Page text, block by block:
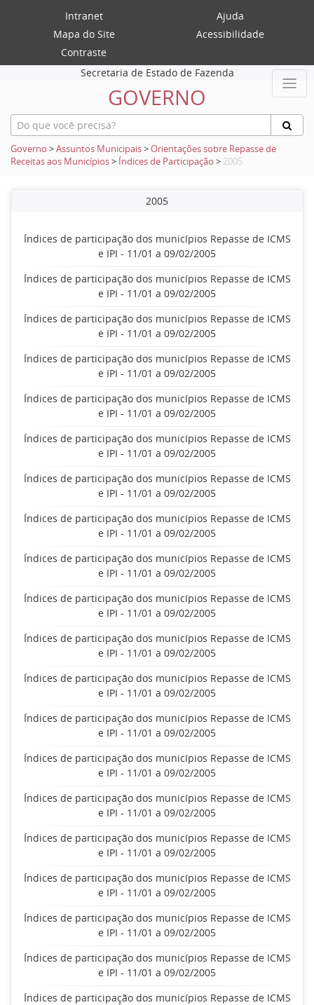
Intranet
Ajuda
Mapa do Site
Acessibilidade
Contraste
Secretaria de Estado de Fazenda
GOVERNO
Governo >Assuntos Municipais>Orientações sobre Repasse de
Receitas aos Municípios> Índices de Participação > 2005
2005
Índices de participação dos municípios Repasse de ICMS
e IPI - 11/01 a 09/02/2005
Índices de participação dos municípios Repasse de ICMS
e IPI - 11/01 a 09/02/2005
Índices de participação dos municípios Repasse de ICMS
e IPI - 11/01 a 09/02/2005
Índices de participação dos municípios Repasse de ICMS
e IPI - 11/01 a 09/02/2005
Índices de participação dos municípios Repasse de ICMS
e IPI - 11/01 a 09/02/2005
Índices de participação dos municípios Repasse de ICMS
e IPI - 11/01 a 09/02/2005
Índices de participação dos municípios Repasse de ICMS
e IPI - 11/01 a 09/02/2005
Índices de participação dos municípios Repasse de ICMS
e IPI - 11/01 a 09/02/2005
Índices de participação dos municípios Repasse de ICMS
e IPI - 11/01 a 09/02/2005
Índices de participação dos municípios Repasse de ICMS
e IPI - 11/01 a 09/02/2005
Índices de participação dos municípios Repasse de ICMS
e IPI - 11/01 a 09/02/2005
Índices de participação dos municípios Repasse de ICMS
e IPI - 11/01 a 09/02/2005
Índices de participação dos municípios Repasse de ICMS
e IPI - 11/01 a 09/02/2005
Índices de participação dos municípios Repasse de ICMS
e IPI - 11/01 a 09/02/2005
Índices de participação dos municípios Repasse de ICMS
e IPI - 11/01 a 09/02/2005
Índices de participação dos municípios Repasse de ICMS
e IPI - 11/01 a 09/02/2005
Índices de participação dos municípios Repasse de ICMS
e IPI - 11/01 a 09/02/2005
Índices de participação dos municípios Repasse de ICMS
e IPI - 11/01 a 09/02/2005
Índices de participação dos municípios Repasse de ICMS
e IPI - 11/01 a 09/02/2005
Índices de participação dos municípios Repasse de ICMS